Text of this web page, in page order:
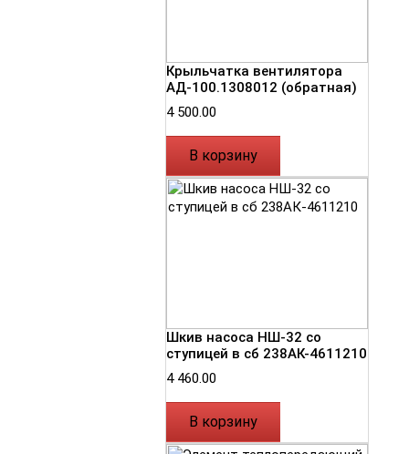
Крыльчатка вентилятора
АД-100.1308012 (обратная)
4 500.00
В корзину
Шкив насоса НШ-32 со
ступицей в сб 238АК-4611210
4 460.00
В корзину